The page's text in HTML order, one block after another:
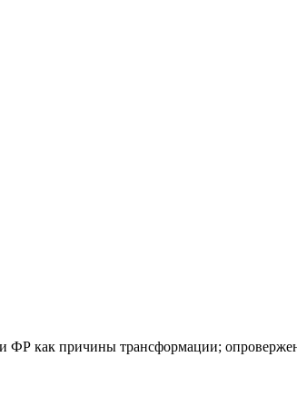
как причины трансформации;